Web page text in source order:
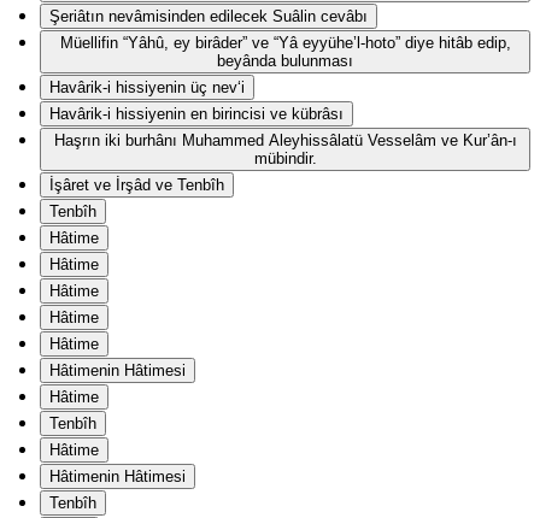
Şeriâtın nevâmisinden edilecek Suâlin cevâbı
Müellifin “Yâhû, ey birâder” ve “Yâ eyyühe’l-hoto” diye hitâb edip,
beyânda bulunması
Havârik-i hissiyenin üç nev‘i
Havârik-i hissiyenin en birincisi ve kübrâsı
Haşrın iki burhânı Muhammed Aleyhissâlatü Vesselâm ve Kur’ân-ı
mübindir.
İşâret ve İrşâd ve Tenbîh
Tenbîh
Hâtime
Hâtime
Hâtime
Hâtime
Hâtime
Hâtimenin Hâtimesi
Hâtime
Tenbîh
Hâtime
Hâtimenin Hâtimesi
Tenbîh